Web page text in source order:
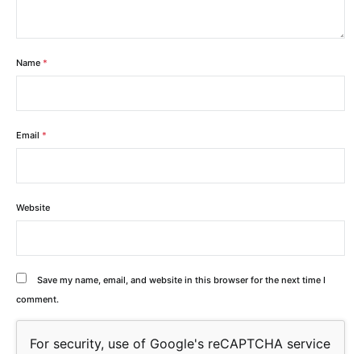
Name *
Email *
Website
Save my name, email, and website in this browser for the next time I
comment.
For security, use of Google's reCAPTCHA service